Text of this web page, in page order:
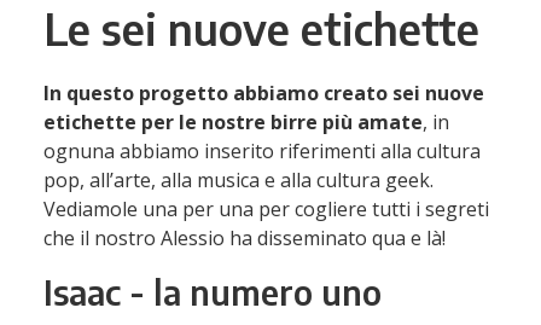
Le sei nuove etichette
In questo progetto abbiamo creato sei nuove
etichette per le nostre birre più amate, in
ognuna abbiamo inserito riferimenti alla cultura
pop, all’arte, alla musica e alla cultura geek.
Vediamole una per una per cogliere tutti i segreti
che il nostro Alessio ha disseminato qua e là!
Isaac - la numero uno